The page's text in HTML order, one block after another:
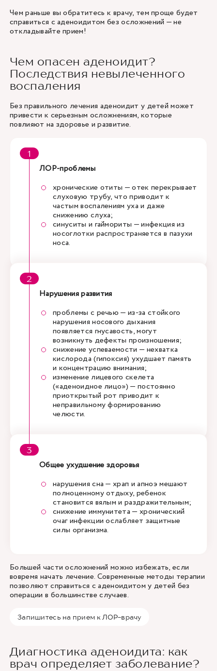
Чем раньше вы обратитесь к врачу, тем проще будет
справиться с аденоидитом без осложнений — не
откладывайте прием!
Чем опасен аденоидит?
Последствия невылеченного
воспаления
Без правильного лечения аденоидит у детей может
привести к серьезным осложнениям, которые
повлияют на здоровье и развитие.
ЛОР-проблемы
хронические отиты — отек перекрывает
слуховую трубу, что приводит к
частым воспалениям уха и даже
снижению слуха;
синуситы и гаймориты — инфекция из
носоглотки распространяется в пазухи
носа.
Нарушения развития
проблемы с речью — из-за стойкого
нарушения носового дыхания
появляется гнусавость, могут
возникнуть дефекты произношения;
снижение успеваемости — нехватка
кислорода (гипоксия) ухудшает память
и концентрацию внимания;
изменение лицевого скелета
(«аденоидное лицо») — постоянно
приоткрытый рот приводит к
неправильному формированию
челюсти.
Общее ухудшение здоровья
нарушения сна — храп и апноэ мешают
полноценному отдыху, ребенок
становится вялым и раздражительным;
снижение иммунитета — хронический
очаг инфекции ослабляет защитные
силы организма.
Большей части осложнений можно избежать, если
вовремя начать лечение. Современные методы терапии
позволяют справиться с аденоидитом у детей без
операции в большинстве случаев.
Запишитесь на прием к ЛОР-врачу
Диагностика аденоидита: как
врач определяет заболевание?